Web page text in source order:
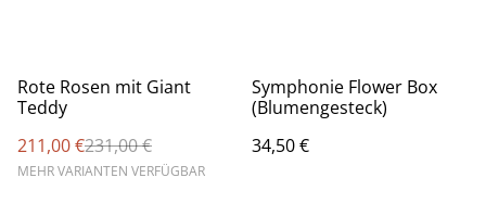
%
Rote Rosen mit Giant
Teddy
211,00 €231,00 €
MEHR VARIANTEN VERFÜGBAR
Symphonie Flower Box
(Blumengesteck)
34,50 €